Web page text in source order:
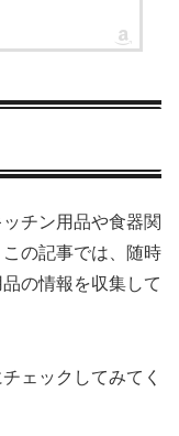
チン用品や食器関
の記事では、随時
の情報を収集して
ェックしてみてく